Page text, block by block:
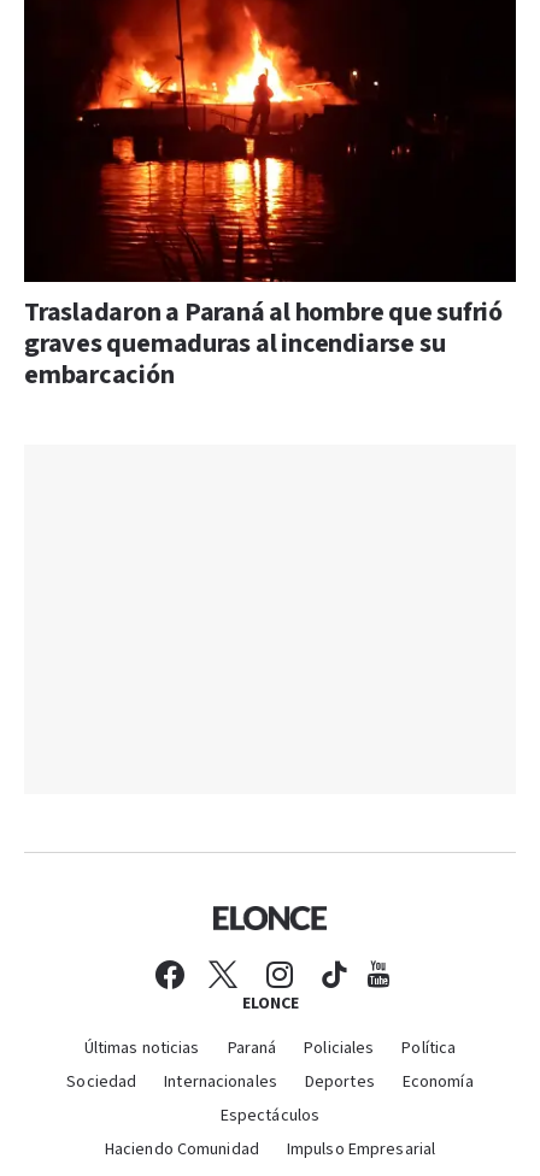
Trasladaron a Paraná al hombre que sufrió
graves quemaduras al incendiarse su
embarcación
ELONCE
Últimas noticias Paraná Policiales
Política
Sociedad
Internacionales Deportes
Economía
Espectáculos
Haciendo Comunidad
Impulso Empresarial